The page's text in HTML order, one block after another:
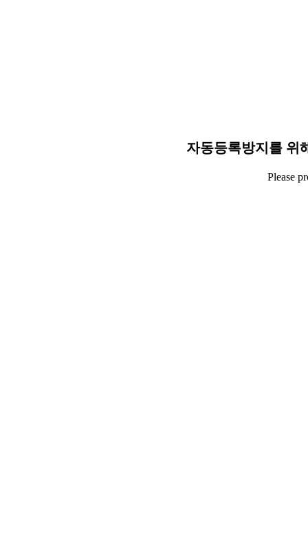
자동등록방지를 위
Please